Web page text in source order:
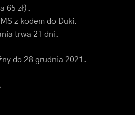
65 zł).
z kodem do Duki.
trwa 21 dni.
do 28 grudnia 2021.